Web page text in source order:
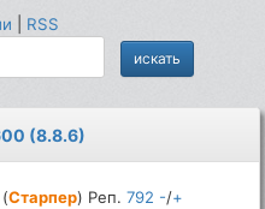
RSS
(8.8.6)
(Старпер) Реп.792 -/+